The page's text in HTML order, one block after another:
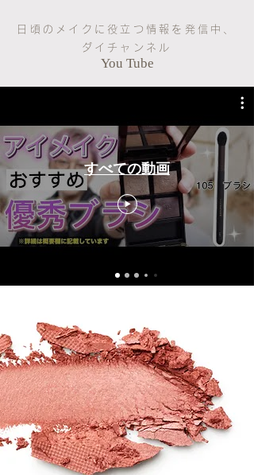
日頃のメイクに役立つ情報を発信中、
ダイチャンネル
You Tube
すべての動画